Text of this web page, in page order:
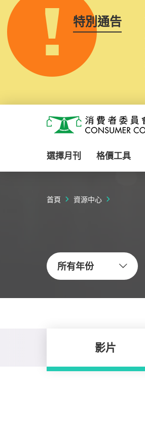
特別通告
消費者委員會
選擇月刊 格價工具
首頁 資源中心
所有年份
影片